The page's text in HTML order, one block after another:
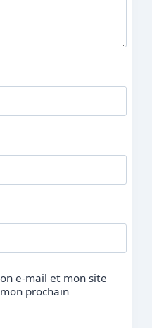
e-mail et mon site
prochain